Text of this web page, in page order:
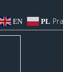
EN PL